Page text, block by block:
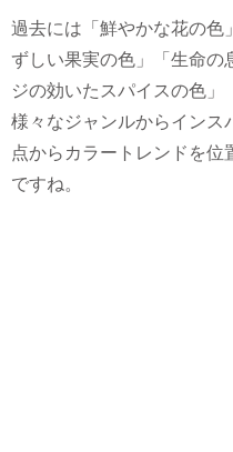
過去には「鮮やかな花の色
ずしい果実の色」「生命の
ジの効いたスパイスの色」
様々なジャンルからインス
点からカラートレンドを位
ですね。